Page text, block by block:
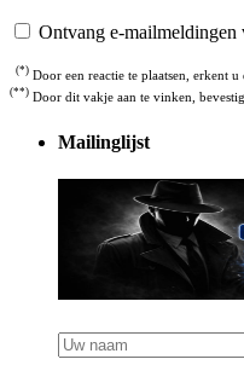
Ontvang e-mailmeldingen
(*) Door een reactie te plaatsen, erkent u
(**) Door dit vakje aan te vinken,
Mailinglijst